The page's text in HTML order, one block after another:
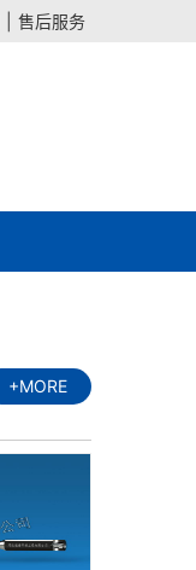
售后服务
+MORE